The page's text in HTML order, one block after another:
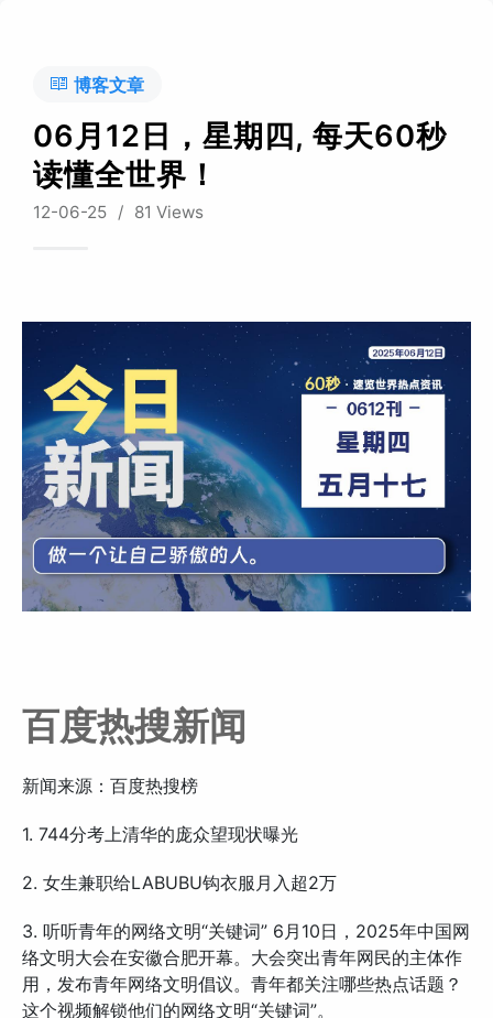
博客文章
06月12日，星期四, 每天60秒
读懂全世界！
12-06-25 / 81 Views
百度热搜新闻
新闻来源：百度热搜榜
1. 744分考上清华的庞众望现状曝光
2. 女生兼职给LABUBU钩衣服月入超2万
3. 听听青年的网络文明“关键词” 6月10日，2025年中国网
络文明大会在安徽合肥开幕。大会突出青年网民的主体作
用，发布青年网络文明倡议。青年都关注哪些热点话题？
这个视频解锁他们的网络文明“关键词”。